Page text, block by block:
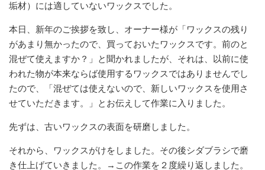
垢材）には適していないワックスでした。
本日、新年のご挨拶を致し、オーナー様が「ワックスの残り
があまり無かったので、買っておいたワックスです。前のと
混ぜて使えますか？」と聞かれましたが、それは、以前に使
われた物が本来ならば使用するワックスではありませんでし
たので、「混ぜては使えないので、新しいワックスを使用さ
せていただきます。」とお伝えして作業に入りました。
先ずは、古いワックスの表面を研磨しました。
それから、ワックスがけをしました。その後シダブラシで磨
き仕上げていきました。→この作業を２度繰り返しました。